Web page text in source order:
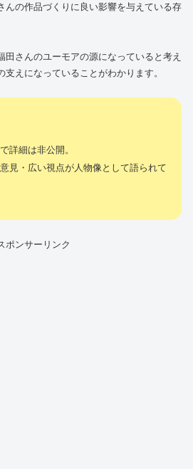
んの作品づくりに良い影響を与えている存
田さんのユーモアの源になっていると考え
えになっていることがわかります。
詳細は非公開。
見・広い視点が人物像として語られて
ポンサーリンク